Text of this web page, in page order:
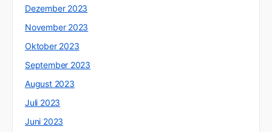
Dezember 2023
November 2023
Oktober 2023
September 2023
August 2023
Juli 2023
Juni 2023